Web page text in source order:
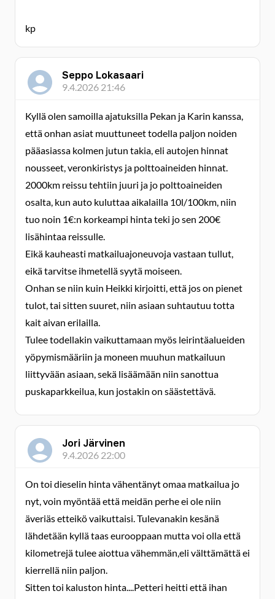
kp
Seppo Lokasaari
9.4.2026 21:46
Kyllä olen samoilla ajatuksilla Pekan ja Karin kanssa,
että onhan asiat muuttuneet todella paljon noiden
pääasiassa kolmen jutun takia, eli autojen hinnat
nousseet, veronkiristys ja polttoaineiden hinnat.
2000km reissu tehtiin juuri ja jo polttoaineiden
osalta, kun auto kuluttaa aikalailla 10l/100km, niin
tuo noin 1€:n korkeampi hinta teki jo sen 200€
lisähintaa reissulle.
Eikä kauheasti matkailuajoneuvoja vastaan tullut,
eikä tarvitse ihmetellä syytä moiseen.
Onhan se niin kuin Heikki kirjoitti, että jos on pienet
tulot, tai sitten suuret, niin asiaan suhtautuu totta
kait aivan erilailla.
Tulee todellakin vaikuttamaan myös leirintäalueiden
yöpymismääriin ja moneen muuhun matkailuun
liittyvään asiaan, sekä lisäämään niin sanottua
puskaparkkeilua, kun jostakin on säästettävä.
Jori Järvinen
9.4.2026 22:00
On toi dieselin hinta vähentänyt omaa matkailua jo
nyt, voin myöntää että meidän perhe ei ole niin
äveriäs etteikö vaikuttaisi. Tulevanakin kesänä
lähdetään kyllä taas eurooppaan mutta voi olla että
kilometrejä tulee aiottua vähemmän,eli välttämättä ei
kierrellä niin paljon.
Sitten toi kaluston hinta....Petteri heitti että ihan